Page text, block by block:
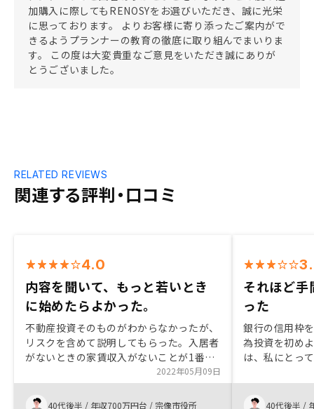
加購入に際してもRENOSYをお選びいただき、誠に光栄
に思っております。 よりお客様に寄り添ったご案内がで
きるようプランナーの教育の徹底に取り組んでまいりま
す。 この度は大変貴重なご意見をいただき誠にありが
とうございました。
関連する評判・口コミ
RELATED REVIEWS
4.0
内容を聞いて、もっと若いとき
に始めたらよかった。
不動産投資そのものがわからなかったが、
リスクを含めて説明してもらった。入居者
がないときの家賃収入がないことが1番の
不安だったが、それも解消できた。家賃の
回収、退去後の対応、リフォーム提案な
ど、すべてお任せなのもよかった。最初に
2022年05月09日
40代後半 / 年収700万円台 / 宗像市役所
それほど手
った
銀行の信用枠
為投資を初め
は、私にとっ
でやらない理
しました。
40代後半 /